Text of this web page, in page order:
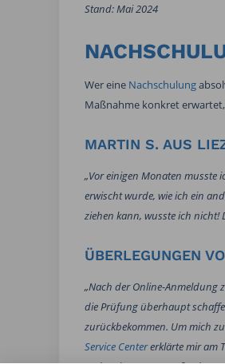
Stand: Mai 2024
Wer eine Nachschulung
Maßnahme konkret
MARTIN S. AUS
„Vor einigen Monaten musste
erwischt wurde, wie ich ein
ziehen kann, wusste ich nicht!
ÜBERLEGUNGEN
„Nach der Online-Anmeldung
die Prüfung überhaupt
zurückbekommen. Um mich
Service Centererklärte mir am